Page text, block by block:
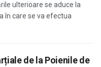
ulterioare se aduce la
în care se va efectua
de la Poienile de